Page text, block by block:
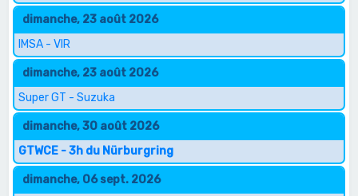
dimanche, 23 août 2026
IMSA - VIR
dimanche, 23 août 2026
Super GT - Suzuka
dimanche, 30 août 2026
GTWCE - 3h du Nürburgring
dimanche, 06 sept. 2026